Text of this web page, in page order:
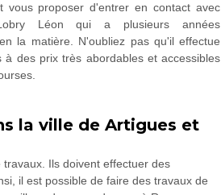
vous proposer d'entrer en contact avec
Léon qui a plusieurs années
la matière. N'oubliez pas qu'il effectue
à des prix très abordables et accessibles
la ville de Artigues et
Ils doivent effectuer des
il est possible de faire des travaux de